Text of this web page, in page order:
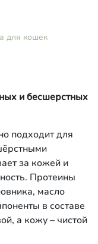
дегидроуксусная
для кошек
и бесшерстных
подходит для
за кожей и
Протеины
масло
в составе
а кожу – чистой